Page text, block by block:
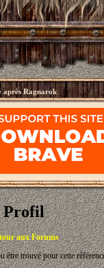
après Ragnarok
Profil
aux Forums
être trouvé pour cette